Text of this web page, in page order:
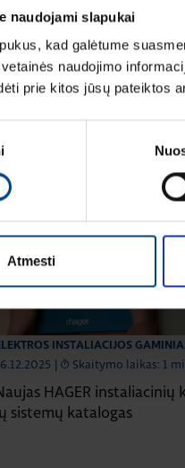
naudojami slapukai
kad galėtume
naudojimo
prie kitos jūsų pateiktos
Atmesti
temą
INSTALIACIJOS GAMINIAI
| Skaitymo laikas: 1
HAGER instaliacinių
sistemų katalogas